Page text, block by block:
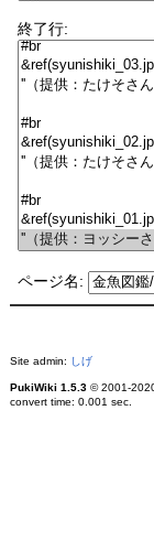
終了行:
ページ名:
Site admin: しげ
PukiWiki 1.5.3© 2001-
convert time: 0.001 sec.